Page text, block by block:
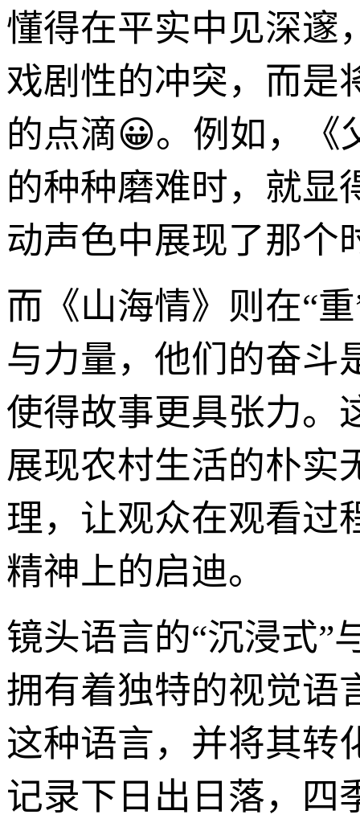
懂得在平实中见深邃
戏剧性的冲突，而是
的点滴😀。例如，《
的种种磨难时，就显
动声色中展现了那个
而《山海情》则在“
与力量，他们的奋斗
使得故事更具张力。
展现农村生活的朴实
理，让观众在观看过
精神上的启迪。
镜头语言的“沉浸式”
拥有着独特的视觉语
这种语言，并将其转
记录下日出日落，四